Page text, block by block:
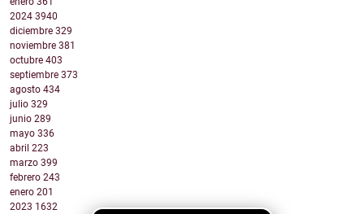
2024 3940
diciembre 329
noviembre 381
octubre 403
septiembre 373
agosto 434
julio 329
junio 289
mayo 336
abril 223
marzo 399
febrero 243
enero 201
2023 1632